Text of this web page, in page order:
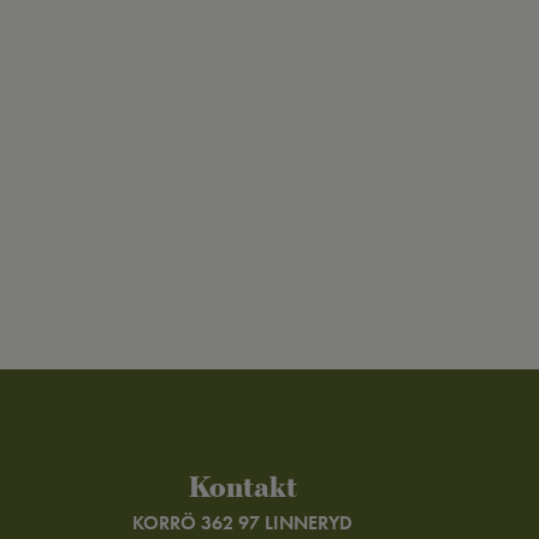
Kontakt
KORRÖ 362 97 LINNERYD